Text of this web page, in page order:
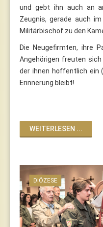
und gebt ihn auch an
Zeugnis, gerade auch
Militärbischof zu den
Die Neugefirmten, ihre
Angehörigen freuten
der ihnen hoffentlich ein
Erinnerung bleibt!
WEITERLESEN ...
DIÖZESE